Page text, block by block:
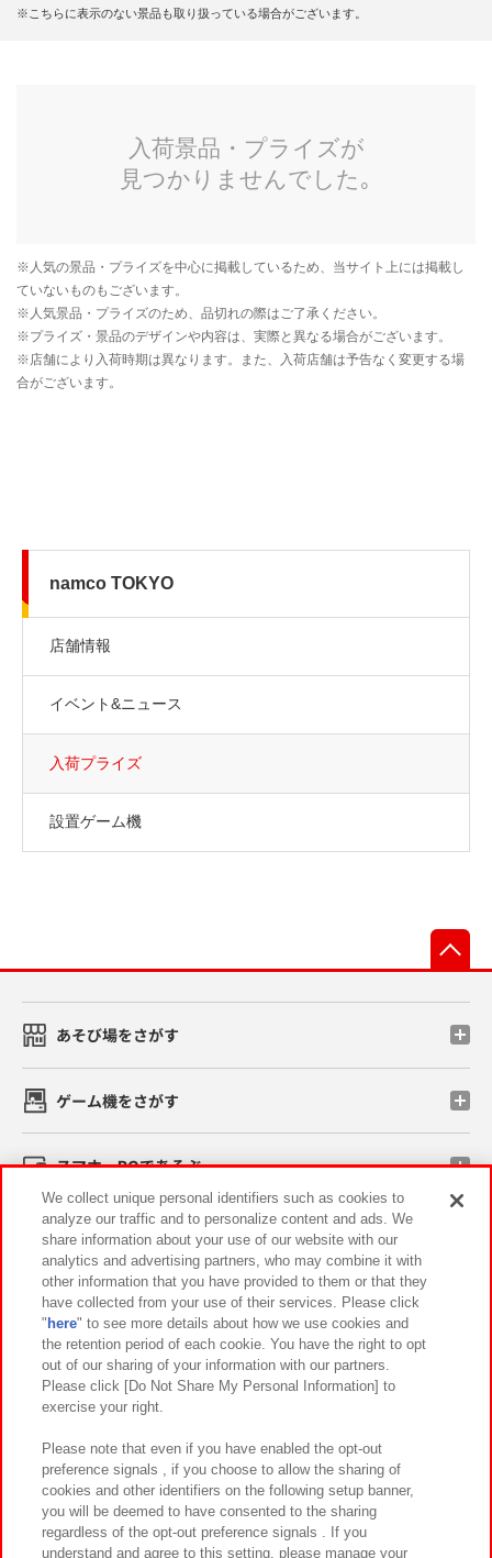
※こちらに表示のない景品も取り扱っている場合がございます。
namco TOKYO
店舗情報
イベント&ニュース
入荷プライズ
設置ゲーム機
あそび場をさがす
ゲーム機をさがす
スマホ・PCであそぶ
イベント・キャンペーン
関連会社 サステナビリティ サイトポリシー
プライバシーポリシー ウェブアクセシビリティ方針と検証結果
お取引先さまとともに
カスタマーハラスメント対応方針 よくあるご質問・お問い合わせ
We collect unique personal identifiers such as cookies to
analyze our traffic and to personalize content and ads. We
share information about your use of our website with our
analytics and advertising partners, who may combine it with
other information that you have provided to them or that they
have collected from your use of their services. Please click
" here" to see more details about how we use cookies and
the retention period of each cookie. You have the right to opt
out of our sharing of your information with our partners.
Please click [Do Not Share My Personal Information] to
exercise your right.
Please note that even if you have enabled the opt-out
preference signals , if you choose to allow the sharing of
cookies and other identifiers on the following setup banner,
you will be deemed to have consented to the sharing
regardless of the opt-out preference signals . If you
understand and agree to this setting, please manage your